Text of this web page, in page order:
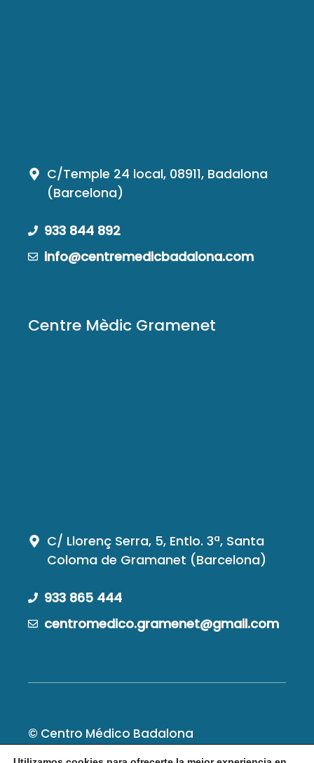
C/Temple 24 local, 08911, Badalona
(Barcelona)
933 844 892
info@centremedicbadalona.com
Centre Mèdic Gramenet
C/ Llorenç Serra, 5, Entlo. 3ª, Santa
Coloma de Gramanet (Barcelona)
933 865 444
centromedico.gramenet@gmail.com
© Centro Médico Badalona